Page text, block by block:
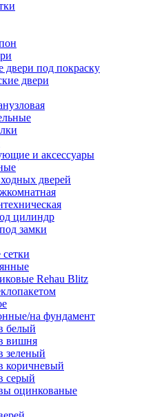
двери под покраску
двери
и аксессуары
дверей
цилиндр
замки
Rehau Blitz
на фундамент
белый
вишня
зеленый
коричневый
серый
оцинкованые